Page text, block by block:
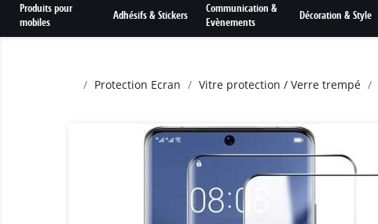
Produits pour
mobiles
Adhésifs & Stickers
Communication &
Evènements
Décoration & Style
Protection Ecran Vitre protection / Verre trempé